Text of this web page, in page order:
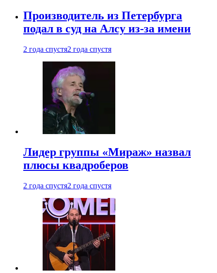
Производитель из Петербурга
подал в суд на Алсу из-за имени
2 года спустя2 года спустя
Лидер группы «Мираж» назвал
плюсы квадроберов
2 года спустя2 года спустя